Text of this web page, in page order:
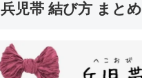
兵児帯 結び方 まとめ